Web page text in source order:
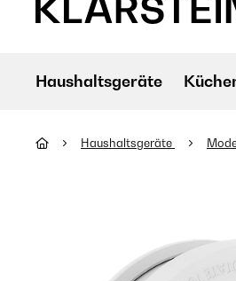
Haushaltsgeräte
Haushaltsgeräte